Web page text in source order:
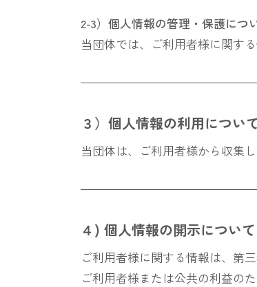
2-3）個人情報の管理・保護につ
当団体では、ご利用者様に関す
３）個人情報の利用につい
当団体は、ご利用者様から収集
４) 個人情報の開示について
ご利用者様に関する情報は、第
ご利用者様または公共の利益の